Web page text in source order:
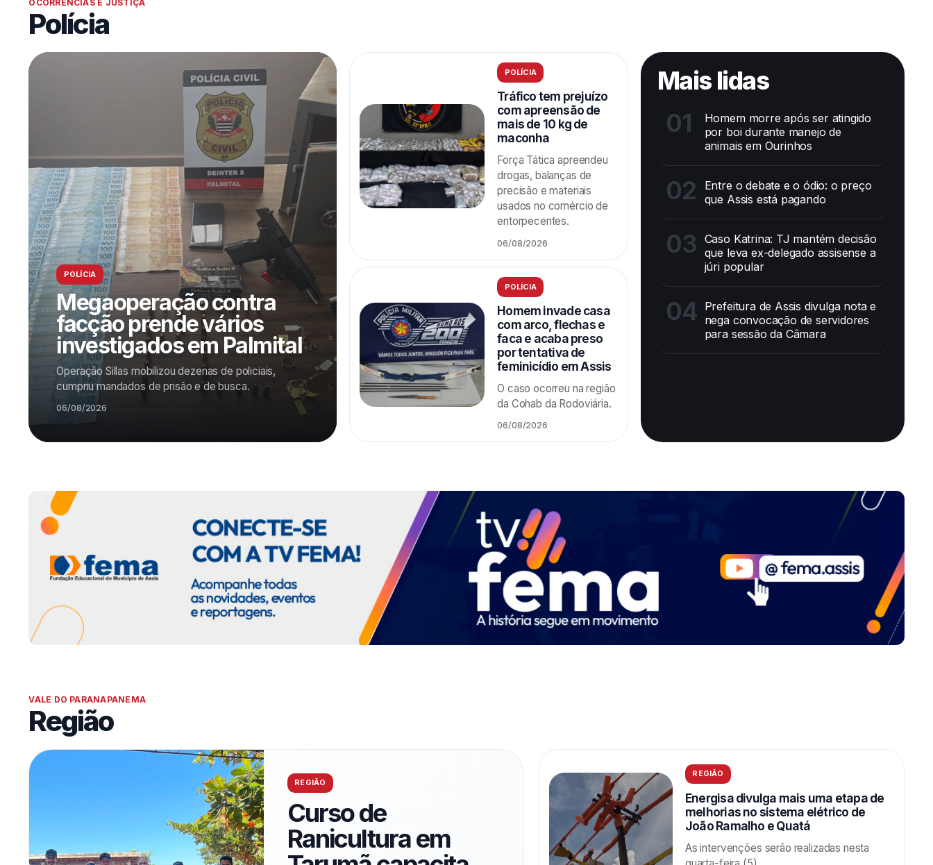
OCORRÊNCIAS E JUSTIÇA
Polícia
POLÍCIA
Megaoperação contra
facção prende vários
investigados em Palmital
Operação Sillas mobilizou dezenas de policiais,
cumpriu mandados de prisão e de busca.
06/08/2026
POLÍCIA
Tráfico tem prejuízo
com apreensão de
mais de 10 kg de
maconha
Força Tática apreendeu
drogas, balanças de
precisão e materiais
usados no comércio de
entorpecentes.
06/08/2026
POLÍCIA
Homem invade casa
com arco, flechas e
faca e acaba preso
por tentativa de
feminicídio em Assis
O caso ocorreu na região
da Cohab da Rodoviária.
06/08/2026
Mais lidas
01
Homem morre após ser atingido
por boi durante manejo de
animais em Ourinhos
02
Entre o debate e o ódio: o preço
que Assis está pagando
03 Caso Katrina: TJ mantém decisão
que leva ex-delegado assisense a
júri popular
04 Prefeitura de Assis divulga nota e
nega convocação de servidores
para sessão da Câmara
VALE DO PARANAPANEMA
Região
REGIÃO
Curso de
Ranicultura em
REGIÃO
Energisa divulga mais uma etapa de
melhorias no sistema elétrico de
João Ramalho e Quatá
As intervenções serão realizadas nesta